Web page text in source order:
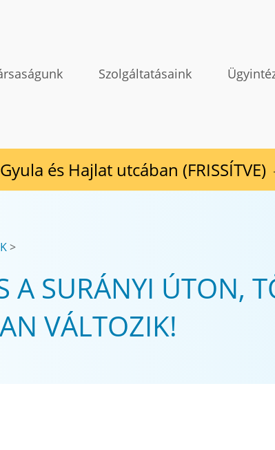
Szolgáltatásaink
és Hajlat utcában (FRISSÍTVE)
A SURÁNYI ÚTON,
VÁLTOZIK!